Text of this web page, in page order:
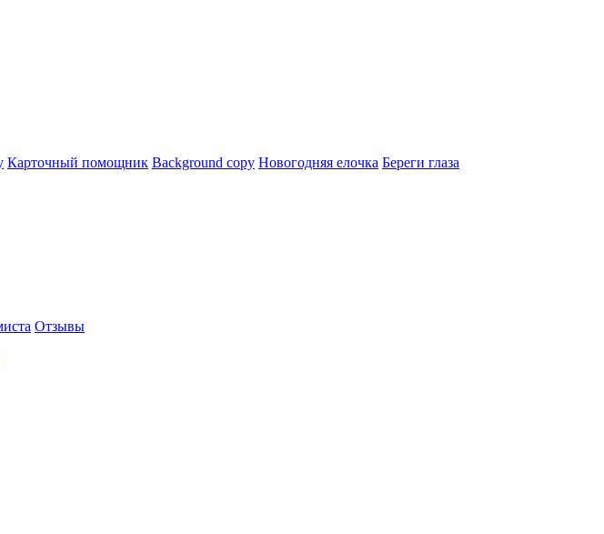
Карточный помощник Background copy Новогодняя елочка Береги глаза
Отзывы